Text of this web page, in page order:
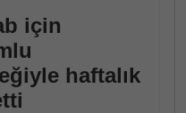
için
haftalık